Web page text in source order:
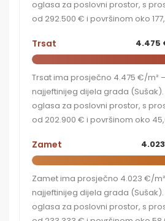
oglasa za poslovni prostor, s
od 292.500 € i površinom oko
Trsat 4.475
Trsat ima prosječno 4.475 €/m²
najjeftinijeg dijela grada (Sušak).
oglasa za poslovni prostor, s
od 202.900 € i površinom oko
Zamet
Zamet ima prosječno 4.023 €/m²
najjeftinijeg dijela grada (Sušak).
oglasa za poslovni prostor, s